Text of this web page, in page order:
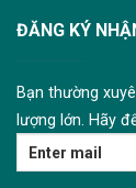
ĐĂNG KÝ
Bạn thường
lượng lớn. Hãy